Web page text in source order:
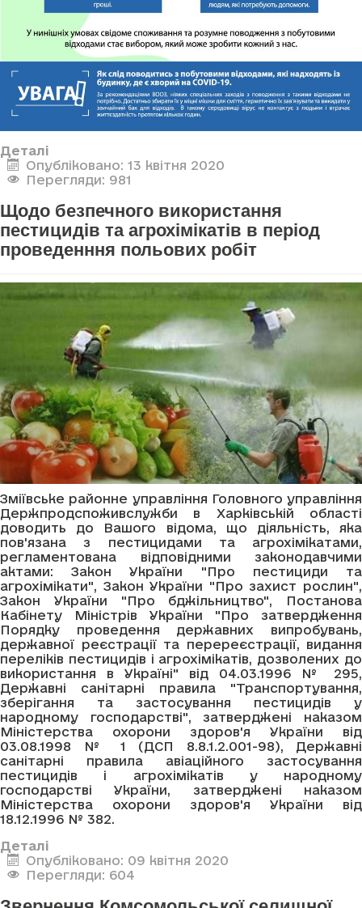
Деталі
Опубліковано: 13 квітня 2020
Перегляди: 981
Щодо безпечного використання
пестицидів та агрохімікатів в період
проведенння польових робіт
Зміївське районне управління Головного управління
Держпродспоживслужби в Харківській області
доводить до Вашого відома, що діяльність, яка
пов'язана з пестицидами та агрохімікатами,
регламентована відповідними законодавчими
актами: Закон України "Про пестициди та
агрохімікати", Закон України "Про захист рослин",
Закон України "Про бджільництво", Постанова
Кабінету Міністрів України "Про затвердження
Порядку проведення державних випробувань,
державної реєстрації та перереєстрації, видання
переліків пестицидів і агрохімікатів, дозволених до
використання в Україні" від 04.03.1996 № 295,
Державні санітарні правила "Транспортування,
зберігання та застосування пестицидів у
народному господарстві", затверджені наказом
Міністерства охорони здоров'я України від
03.08.1998 № 1 (ДСП 8.8.1.2.001-98), Державні
санітарні правила авіаційного застосування
пестицидів і агрохімікатів у народному
господарстві України, затверджені наказом
Міністерства охорони здоров'я України від
18.12.1996 № 382.
Деталі
Опубліковано: 09 квітня 2020
Перегляди: 604